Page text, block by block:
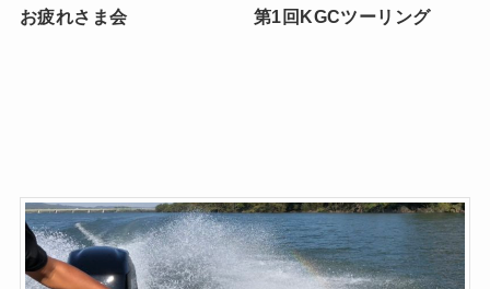
お疲れさま会 第1回KGCツーリング